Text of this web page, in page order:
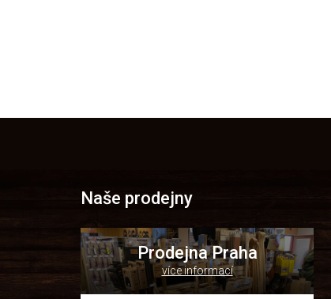
Naše prodejny
Prodejna Praha
více informací